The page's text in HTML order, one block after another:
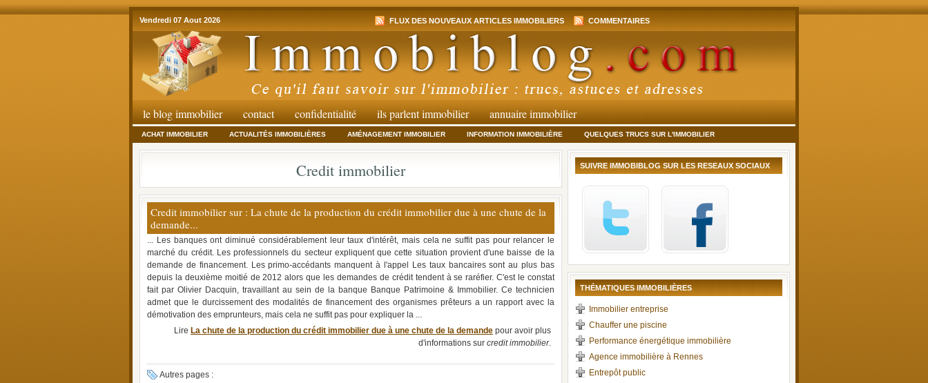
Vendredi 07 Aout 2026 FLUX DES NOUVEAUX ARTICLES IMMOBILIERS COMMENTAIRES
le blog immobilier contact confidentialité ils parlent immobilier annuaire immobilier
ACHAT IMMOBILIER ACTUALITÉS IMMOBILIÈRES AMÉNAGEMENT IMMOBILIER INFORMATION IMMOBILIÈRE QUELQUES TRUCS SUR L'IMMOBILIER
Credit immobilier
Credit immobilier sur : La chute de la production du crédit immobilier due à une chute de la
demande...
... Les banques ont diminué considérablement leur taux d'intérêt, mais cela ne suffit pas pour relancer le
marché du crédit. Les professionnels du secteur expliquent que cette situation provient d'une baisse de la
demande de financement. Les primo-accédants manquent à l'appel Les taux bancaires sont au plus bas
depuis la deuxième moitié de 2012 alors que les demandes de crédit tendent à se raréfier. C'est le constat
fait par Olivier Dacquin, travaillant au sein de la banque Banque Patrimoine & Immobilier. Ce technicien
admet que le durcissement des modalités de financement des organismes prêteurs a un rapport avec la
démotivation des emprunteurs, mais cela ne suffit pas pour expliquer la ...
Lire La chute de la production du crédit immobilier due à une chute de la demande pour avoir plus
d'informations sur credit immobilier.
Autres pages :
SUIVRE IMMOBIBLOG SUR LES RESEAUX SOCIAUX
THÉMATIQUES IMMOBILIÈRES
Immobilier entreprise
Chauffer une piscine
Performance énergétique immobilière
Agence immobilière à Rennes
Entrepôt public